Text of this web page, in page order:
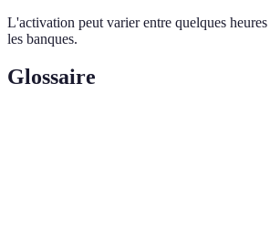
L'activation peut varier entre quelques
les banques.
Glossaire